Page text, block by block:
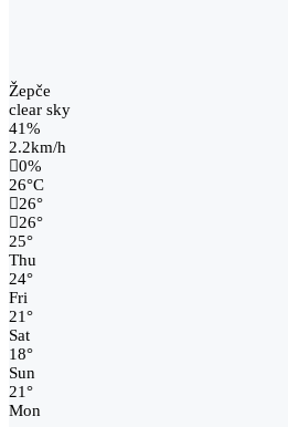
Žepče
clear sky
41%
2.2km/h
0%
26°C
26°
26°
25°
Thu
24°
Fri
21°
Sat
18°
Sun
21°
Mon